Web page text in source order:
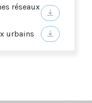
réseaux
urbains